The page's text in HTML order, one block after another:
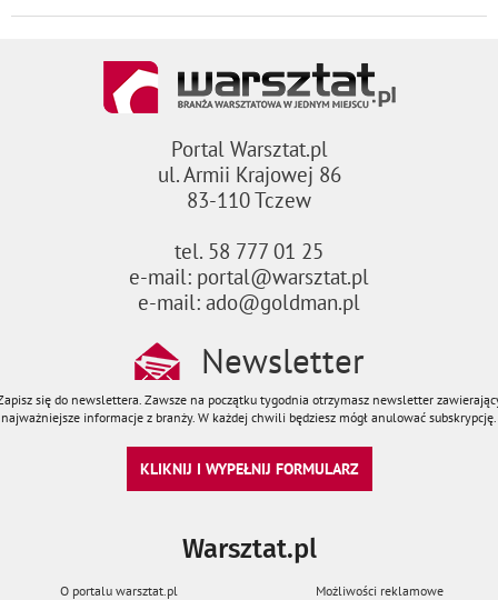
Portal Warsztat.pl
ul. Armii Krajowej 86
83-110 Tczew
tel. 58 777 01 25
e-mail: portal@warsztat.pl
e-mail: ado@goldman.pl
Newsletter
się do newslettera. Zawsze na początku tygodnia otrzymasz newsletter
najważniejsze informacje z branży. W każdej chwili będziesz mógł anulować subskrypcję.
KLIKNIJ I WYPEŁNIJ FORMULARZ
Warsztat.pl
O portalu warsztat.pl
Możliwości reklamowe